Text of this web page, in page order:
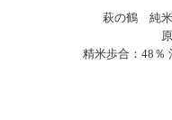
萩の鶴 純
精米歩合：48